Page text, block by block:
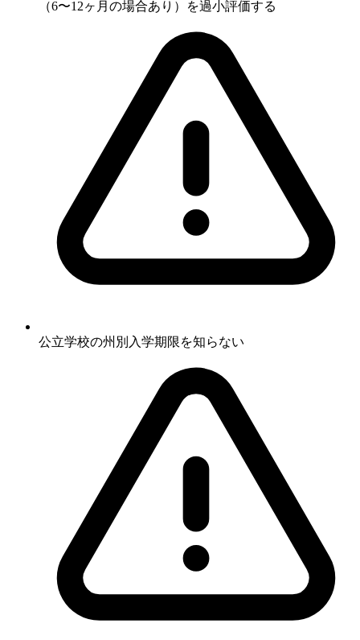
（6〜12ヶ月の場合あり）を過小評価する
公立学校の州別入学期限を知らない